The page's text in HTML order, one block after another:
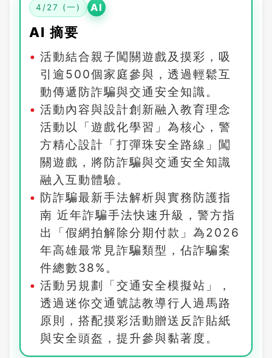
4/27 (一) AI
AI 摘要
活動結合親子闖關遊戲及摸彩，吸
引逾500個家庭參與，透過輕鬆互
動傳遞防詐騙與交通安全知識。
活動內容與設計創新融入教育理念
活動以「遊戲化學習」為核心，警
方精心設計「打彈珠安全路線」闖
關遊戲，將防詐騙與交通安全知識
融入互動體驗。
防詐騙最新手法解析與實務防護指
南 近年詐騙手法快速升級，警方指
出「假網拍解除分期付款」為2026
年高雄最常見詐騙類型，佔詐騙案
件總數38%。
活動另規劃「交通安全模擬站」，
透過迷你交通號誌教導行人過馬路
原則，搭配摸彩活動贈送反詐貼紙
與安全頭盔，提升參與黏著度。